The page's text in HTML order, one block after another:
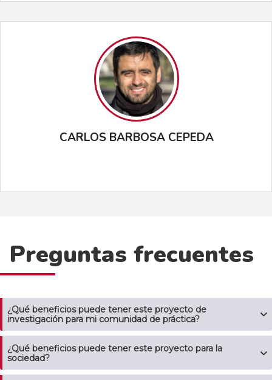
CARLOS BARBOSA CEPEDA
Preguntas frecuentes
¿Qué beneficios puede tener este proyecto de
investigación para mi comunidad de práctica?
¿Qué beneficios puede tener este proyecto para la
sociedad?